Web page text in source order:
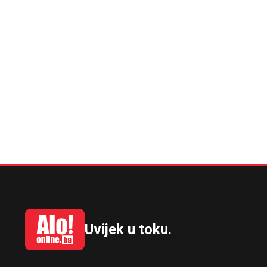
Uvijek u toku.